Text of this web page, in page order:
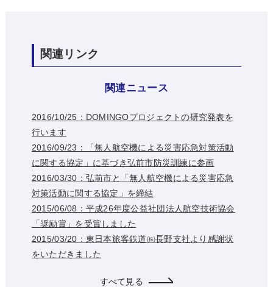
関連リンク
関連ニュース
2016/10/25：DOMINGOプロジェクトの研究発表を
行います
2016/09/23：「無人航空機による災害応急対策活動
に関する協定」に基づき弘前市防災訓練に参画
2016/03/30：弘前市と「無人航空機による災害応急
対策活動に関する協定」を締結
2015/06/08：平成26年度公益社団法人航空技術協会
「奨励賞」を受賞しました
2015/03/20：東日本旅客鉄道㈱長野支社より感謝状
をいただきました
すべて見る